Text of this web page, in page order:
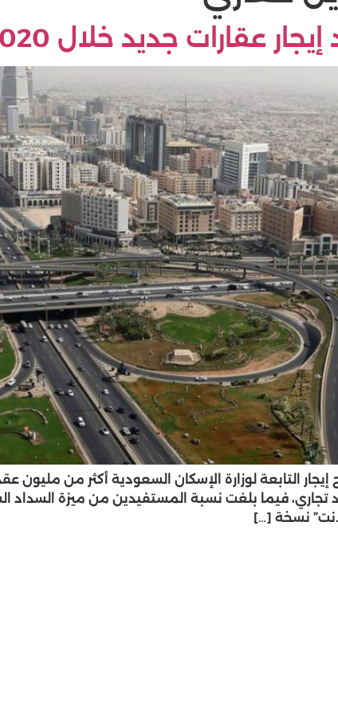
عقارات جديد خلال 2020
نسخة […]